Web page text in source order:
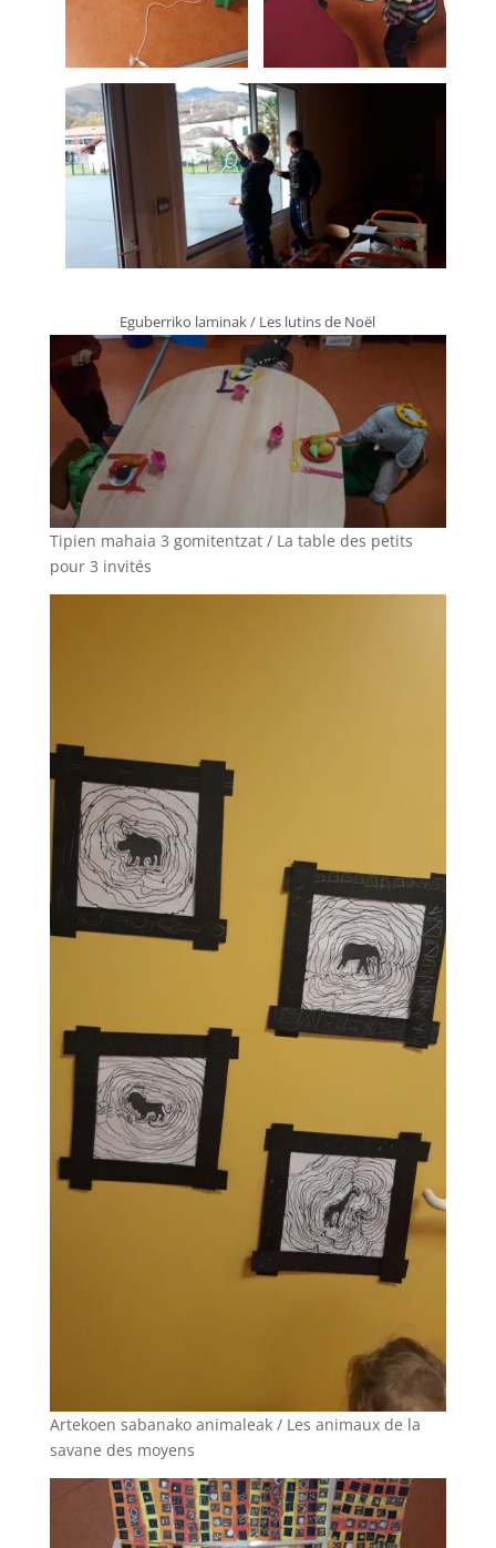
Eguberriko laminak / Les lutins de Noël
Tipien mahaia 3 gomitentzat / La table des petits
pour 3 invités
Artekoen sabanako animaleak / Les animaux de la
savane des moyens